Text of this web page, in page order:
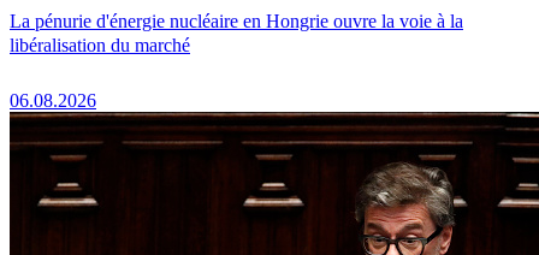
La pénurie d'énergie nucléaire en Hongrie ouvre la voie à la
libéralisation du marché
06.08.2026